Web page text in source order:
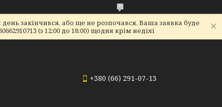
закінчився, або ще не розпочався. Ваша заявка буде
(з 12:00 до 18:00) щодня крім неділі
+380 (66) 291-07-13